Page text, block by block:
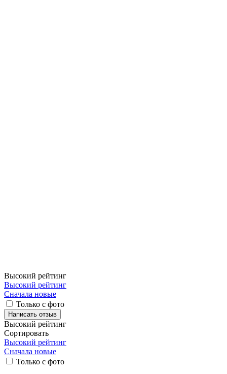
Высокий рейтинг
Высокий рейтинг
Сначала новые
Только с фото
Написать отзыв
Высокий рейтинг
Сортировать
Высокий рейтинг
Сначала новые
Только с фото